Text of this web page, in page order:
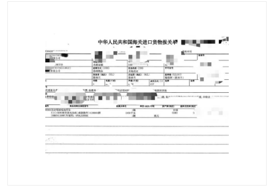
进口杂货清关
家用电器报关 机床进口清关
国际灯具清关